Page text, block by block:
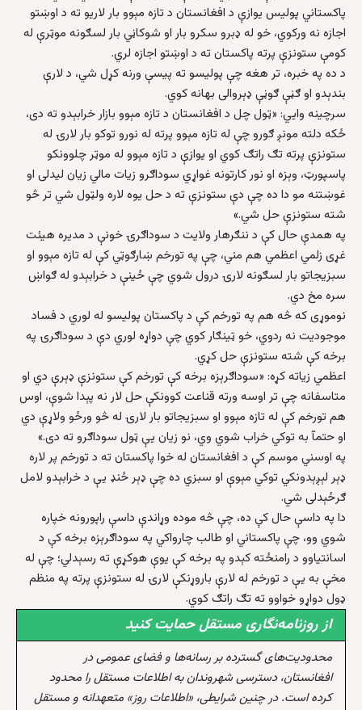
پاکستاني پولیس یوازې د افغانستان د تازه مېوو بار لاریو ته د اوښتو
اجازه نه ورکوي، خو له ډبرو سکرو بار او شوکاڼي بار لسګونه موټرې له
کومې ستونزې پرته پاکستان ته د اوښتو اجازه لري.
د ده په خبره، تر هغه چې پوليسو ته پيسې ورنه کړل شي، د لارې
بندېدو او ګڼې ګوڼې ډېروالی بهانه کوي.
سرچینه وایي: «ټول چل د افغانستان د تازه مېوو بازار خرابېدو ته دی،
ځکه دلته مونږ ګورو چې له تازه مېوو پرته له نورو توکو بار لارۍ له
ستونزې پرته تګ راتګ کوي او یوازې د تازه مېوو له موټر چلوونکو
پاسپورټ، وېزه او نور کارتونه غواړي سوداګرو زیات مالي زیان لیدلی او
غوښتنه مو دا ده چې دې ستونزې ته د حل یوه لاره ولټول شي تر څو
شته ستونزې حل شي.»
په همدې حال کې د ننګرهار ولايت د سوداګرۍ خونې د مديره هيئت
غړی زلمي اعظمي هم مني، چې په تورخم ښارګوټي کې له تازه مېوو او
سبزیجاتو بار لسګونه لارۍ درول شوي چې ځینې د خرابېدو له ګواښ
سره مخ دي.
نوموړی که څه هم په تورخم کې د پاکستان پولیسو له لوري د فساد
موجوديت نه ردوي، خو ټينګار کوي چې دواړه لوري دې د سوداګرۍ په
برخه کې شته ستونزې حل کړي.
اعظمي زیاته کړه: «سوداګرېزه برخه کې تورخم کې ستونزې ډېرې دي او
متاسفانه چې تر اوسه ورته قناعت کوونکې حل لار نه پېدا شوې، اوس
هم تورخم کې له تازه مېوو او سبزیجاتو بار لارۍ له څو ورځو ولاړې دي
او حتمآ به توکي خراب شوي وي، نو زیان یې ټول سوداګرو ته دی.»
په اوسني موسم کې د افغانستان له خوا پاکستان ته د تورخم پر لاره
ډېر لېږېدونکي توکي مېوې او سبزي ده چې ډېر ځنډ يې د خرابېدو لامل
ګرځېدلی شي.
دا په داسې حال کې ده، چې څه موده وړاندې داسې راپورونه خپاره
شوي وو، چې پاکستاني او طالب چارواکي په سوداګرېزه برخه کې د
اسانتیاوو د رامنځته کېدو په برخه کې یوې هوکړې ته رسېدلي؛ چې له
مخې به یې د تورخم له لارې باروړنکې لارۍ له ستونزې پرته په منظم
ډول دواړو خواوو ته تګ راتګ کوي.
از روزنامه‌نگاری مستقل حمایت کنید
محدودیت‌های گسترده بر رسانه‌ها و فضای عمومی در
افغانستان، دسترسی شهروندان به اطلاعات مستقل را محدود
کرده است. در چنین شرایطی، «اطلاعات روز» متعهدانه و مستقل